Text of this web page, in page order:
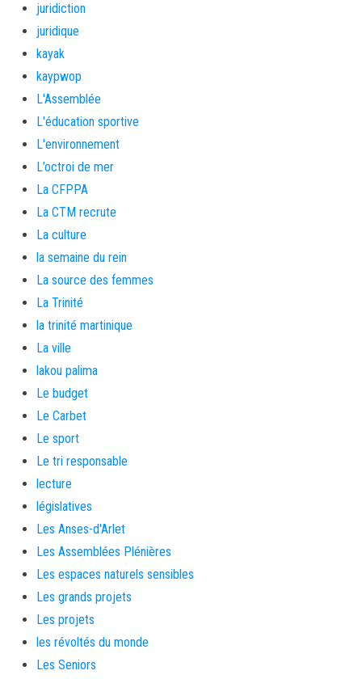
juridiction
juridique
kayak
kaypwop
L'Assemblée
L'éducation sportive
L'environnement
L’octroi de mer
La CFPPA
La CTM recrute
La culture
la semaine du rein
La source des femmes
La Trinité
la trinité martinique
La ville
lakou palima
Le budget
Le Carbet
Le sport
Le tri responsable
lecture
législatives
Les Anses-d'Arlet
Les Assemblées Plénières
Les espaces naturels sensibles
Les grands projets
Les projets
les révoltés du monde
Les Seniors